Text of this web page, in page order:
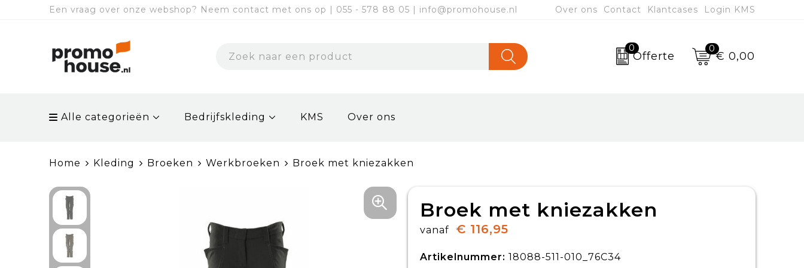
Een vraag over onze webshop? Neem contact met ons op | 055 - 578 88 05 | info@promohouse.nl Over ons Contact Klantcases Login KMS
0
Offerte
0
€ 0,00
Alle categorieën Bedrijfskleding KMS Over ons
Home Kleding Broeken Werkbroeken Broek met kniezakken
Broek met kniezakken
vanaf € 116,95
Artikelnummer: 18088-511-010_76C34